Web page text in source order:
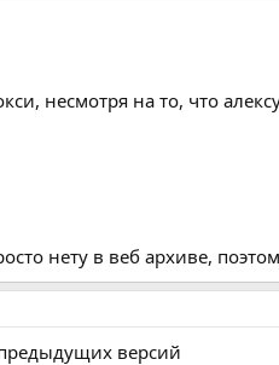
несмотря на то, что
нету в веб архиве,
версий